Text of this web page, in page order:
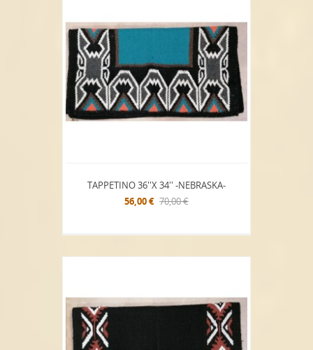
TAPPETINO 36''x 34'' -NEBRASKA-
56,00 € 70,00 €